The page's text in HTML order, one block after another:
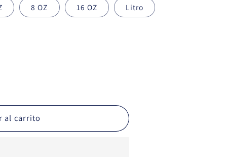
8 OZ 16 OZ Litro
al carrito